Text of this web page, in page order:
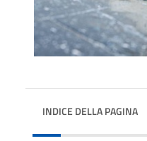
INDICE DELLA PAGINA